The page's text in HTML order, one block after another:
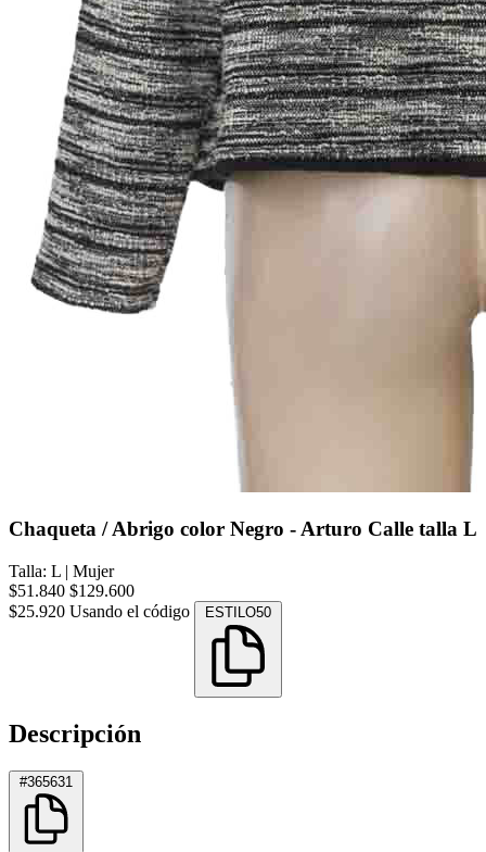
Chaqueta / Abrigo color Negro - Arturo Calle talla L
Talla: L | Mujer
$51.840 $129.600
$25.920 Usando el código ESTILO50
Descripción
#365631